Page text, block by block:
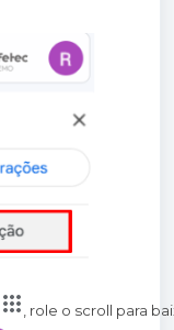
, role o scroll para